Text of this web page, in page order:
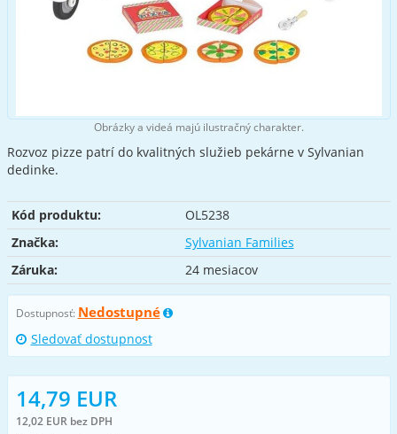
Obrázky a videá majú ilustračný charakter.
Rozvoz pizze patrí do kvalitných služieb pekárne v Sylvanian
dedinke.
Kód produktu:
OL5238
Značka:
Sylvanian Families
Záruka:
24 mesiacov
Dostupnosť: Nedostupné
Sledovať dostupnost
14,79 EUR
12,02 EUR bez DPH